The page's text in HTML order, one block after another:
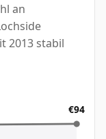
an
2013 stabil
€94